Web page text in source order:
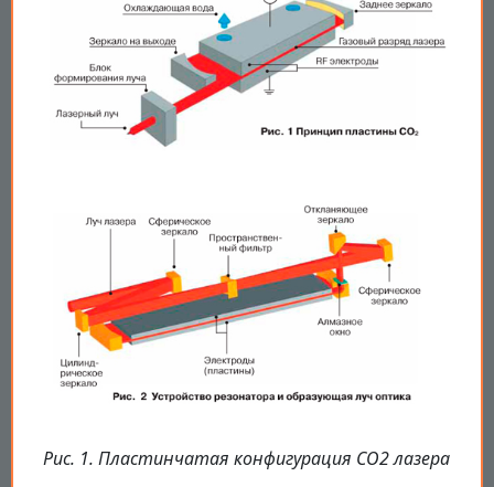
Рис. 1. Пластинчатая конфигурация CO2 лазера